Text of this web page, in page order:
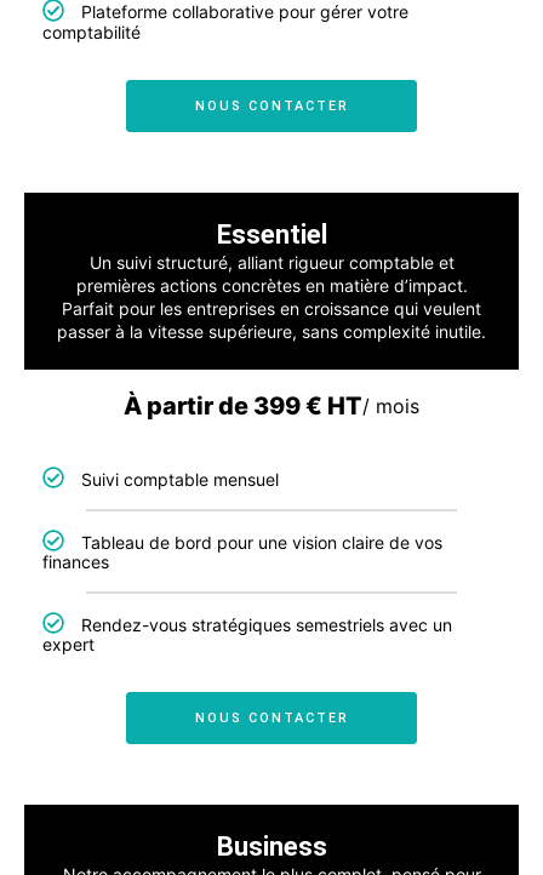
Plateforme collaborative pour gérer votre
comptabilité
NOUS CONTACTER
Essentiel
Un suivi structuré, alliant rigueur comptable et
premières actions concrètes en matière d’impact.
Parfait pour les entreprises en croissance qui veulent
passer à la vitesse supérieure, sans complexité inutile.
À partir de 399 € HT/ mois
Suivi comptable mensuel
Tableau de bord pour une vision claire de vos
finances
Rendez-vous stratégiques semestriels avec un
expert
NOUS CONTACTER
Business